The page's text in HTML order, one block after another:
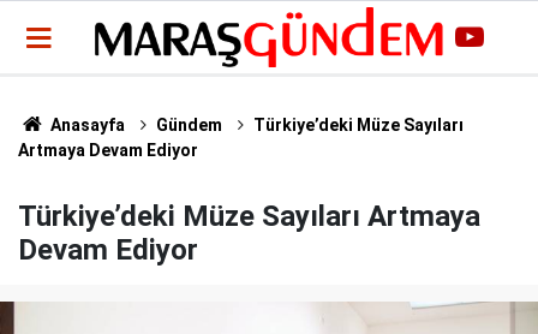
Anasayfa Gündem
Türkiye’deki Müze Sayıları
Artmaya Devam Ediyor
Türkiye’deki Müze Sayıları Artmaya
Devam Ediyor